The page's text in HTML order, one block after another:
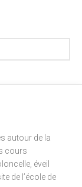
autour de la
cours
éveil
de l’école de